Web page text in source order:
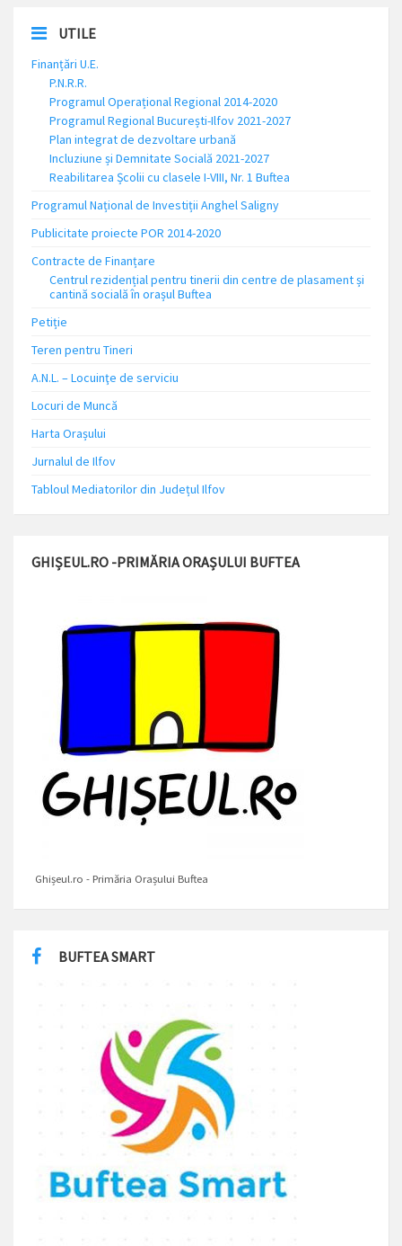
UTILE
Finanțări U.E.
P.N.R.R.
Programul Operațional Regional 2014-2020
Programul Regional București-Ilfov 2021-2027
Plan integrat de dezvoltare urbană
Incluziune și Demnitate Socială 2021-2027
Reabilitarea Școlii cu clasele I-VIII, Nr. 1 Buftea
Programul Național de Investiții Anghel Saligny
Publicitate proiecte POR 2014-2020
Contracte de Finanțare
Centrul rezidențial pentru tinerii din centre de plasament și
cantină socială în orașul Buftea
Petiție
Teren pentru Tineri
A.N.L. – Locuinţe de serviciu
Locuri de Muncă
Harta Orașului
Jurnalul de Ilfov
Tabloul Mediatorilor din Județul Ilfov
GHIȘEUL.RO -PRIMĂRIA ORAȘULUI BUFTEA
Ghișeul.ro - Primăria Orașului Buftea
BUFTEA SMART